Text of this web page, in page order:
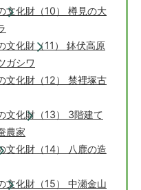
文化財（10） 樽見の大
文化財（11） 鉢伏高原
ガシワ
文化財（12） 禁裡塚古
文化財（13） 3階建て
農家
文化財（14） 八鹿の造
文化財（15） 中瀬金山